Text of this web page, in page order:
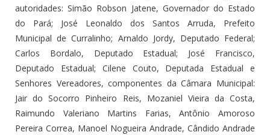
autoridades: Simão Robson Jatene, Governador do Estado
do Pará; José Leonaldo dos Santos Arruda, Prefeito
Municipal de Curralinho; Arnaldo Jordy, Deputado Federal;
Carlos Bordalo, Deputado Estadual; José Francisco,
Deputado Estadual; Cilene Couto, Deputada Estadual e
Senhores Vereadores, componentes da Câmara Municipal:
Jair do Socorro Pinheiro Reis, Mozaniel Vieira da Costa,
Raimundo Valeriano Martins Farias, Antônio Amoroso
Pereira Correa, Manoel Nogueira Andrade, Cândido Andrade